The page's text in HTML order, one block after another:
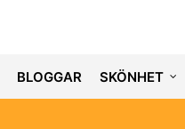
BLOGGAR SKÖNHET